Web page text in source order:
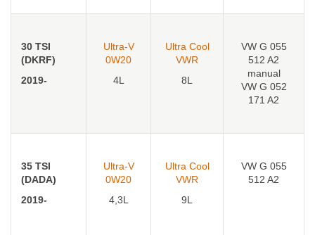
30 TSI
(DKRF)
2019-
Ultra-V
0W20
4L
Ultra Cool
VWR
8L
VW G 055
512 A2
manual
VW G 052
171 A2
35 TSI
(DADA)
2019-
Ultra-V
0W20
4,3L
Ultra Cool
VWR
9L
VW G 055
512 A2